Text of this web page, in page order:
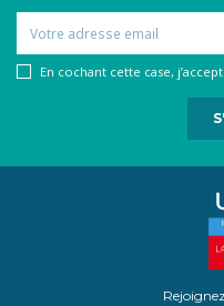
En cochant cette case,